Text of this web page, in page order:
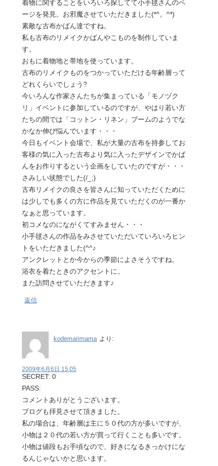
着物に関することをいろいろ探してて小手毬さんのペ
ージを発見。お邪魔させていただきました(*^。^*)
素敵な古布かばん達ですね。
私も古布のリメイクかばんやこものを制作していま
す。
おもに着物地と帯地を使っています。
古布のリメイクものをつかっていただける年齢層って
どれくらいでしょう?
今いろんな作家さんたちが集まっている「モノヅク
リ」イベントに参加しているのですが、やはり若い方
たちの間では「コットン・リネン」ブームのようでな
かなか伸び悩んでいます・・・
今日もイベント会場で、私が大量の古布を持参してお
客様の気に入った古布より気に入ったデザインでかば
んをお作りするという企画をしていたのですが・・・
さみしい状態でした(/_;)
古布リメイクの良さを皆さんに知っていただくために
は少しでも多くの方に作品を見ていただくのが一番か
なぁと思っています。
初コメなのにながくてすみません・・・
小手毬さんの作品をみさせていただいていろいろヒン
トをいただきました(^^♪
アンクレットとか今からの季節によさそうですね。
浴衣を着たときのアクセントに。
また訪問させていただきます♪
返信
kodemarimama より:
2009年6月6日 15:05
SECRET: 0
PASS:
コメントありがとうございます。
ブログも拝見させて頂きました。
私の場合は、年齢層は主に５０代の方が多いですが、
小物は２０代の若い方が買って行くことも多いです。
小物は値段もお手頃なので、好きになるきっかけにな
るんじゃないかと思います。